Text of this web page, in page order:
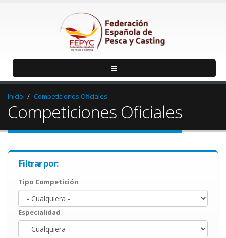
Inicio Competiciones Oficiales
Competiciones Oficiales
Filtrar por:
Tipo Competición
Especialidad